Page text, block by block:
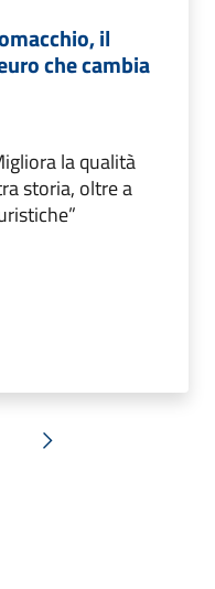
il
che cambia
la qualità
storia, oltre a
Successiva »